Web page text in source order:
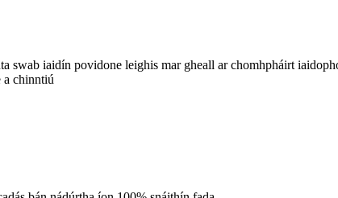
iaidín povidone leighis mar gheall ar chomhpháirt
a chinntiú